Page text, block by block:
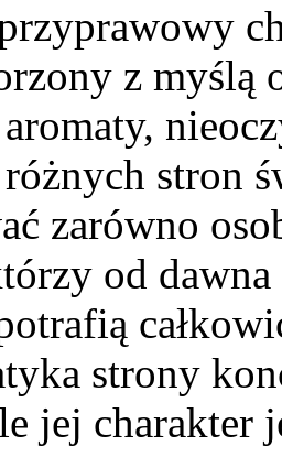
z myślą
stron
zarówno
od
strony
jej charakter